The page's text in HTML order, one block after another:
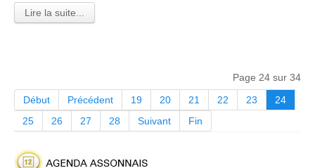
Lire la suite...
Page 24 sur 34
Début
Précédent 19 20 21 22 23
24
25
26 27 28 Suivant Fin